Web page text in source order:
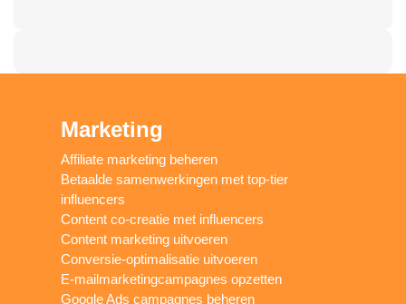
Marketing
Affiliate marketing beheren
Betaalde samenwerkingen met top-tier
influencers
Content co-creatie met influencers
Content marketing uitvoeren
Conversie-optimalisatie uitvoeren
E-mailmarketingcampagnes opzetten
Google Ads campagnes beheren